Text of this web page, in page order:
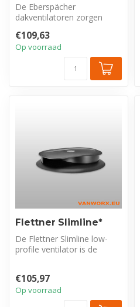
De Eberspächer
dakventilatoren zorgen
van het voert...
€109,63
Op voorraad
Flettner Slimline*
De Flettner Slimline low-
profile ventilator is de
€105,97
Op voorraad